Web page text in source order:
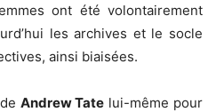
ont été volontairement
les archives et le socle
ainsi biaisées.
Andrew Tate lui-même pour